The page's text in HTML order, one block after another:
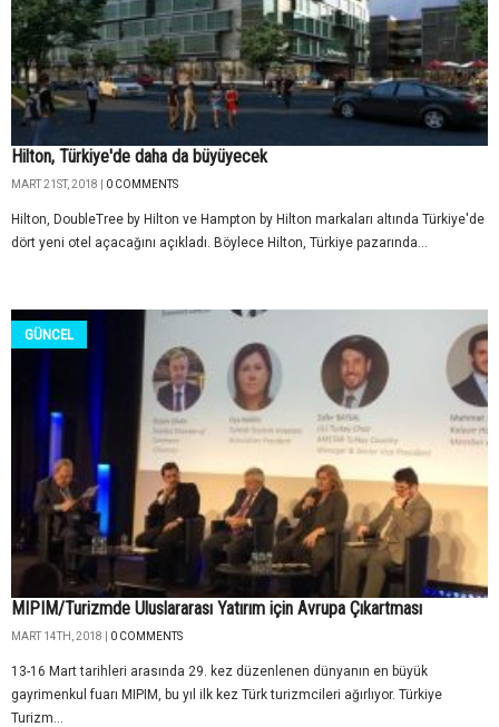
Hilton, Türkiye'de daha da büyüyecek
MART 21ST, 2018 | 0 COMMENTS
Hilton, DoubleTree by Hilton ve Hampton by Hilton markaları altında Türkiye'de
dört yeni otel açacağını açıkladı. Böylece Hilton, Türkiye pazarında...
GÜNCEL
MIPIM/Turizmde Uluslararası Yatırım için Avrupa Çıkartması
MART 14TH, 2018 | 0 COMMENTS
13-16 Mart tarihleri arasında 29. kez düzenlenen dünyanın en büyük
gayrimenkul fuarı MIPIM, bu yıl ilk kez Türk turizmcileri ağırlıyor. Türkiye
Turizm...